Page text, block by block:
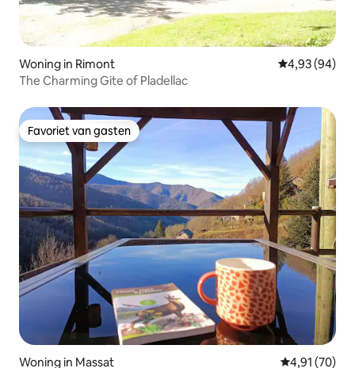
Woning in Rimont Gemiddelde
4,93 (94)
The Charming Gite of Pladellac
Favoriet van gasten
Favoriet van gasten
Woning in Massat Gemiddelde
4,91 (70)